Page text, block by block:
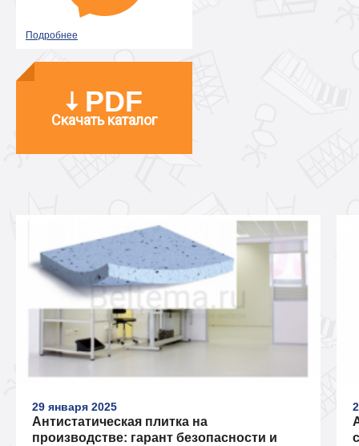
Подробнее
PDF
Скачать каталог
29 января 2025
Антистатическая плитка на
производстве: гарант безопасности и